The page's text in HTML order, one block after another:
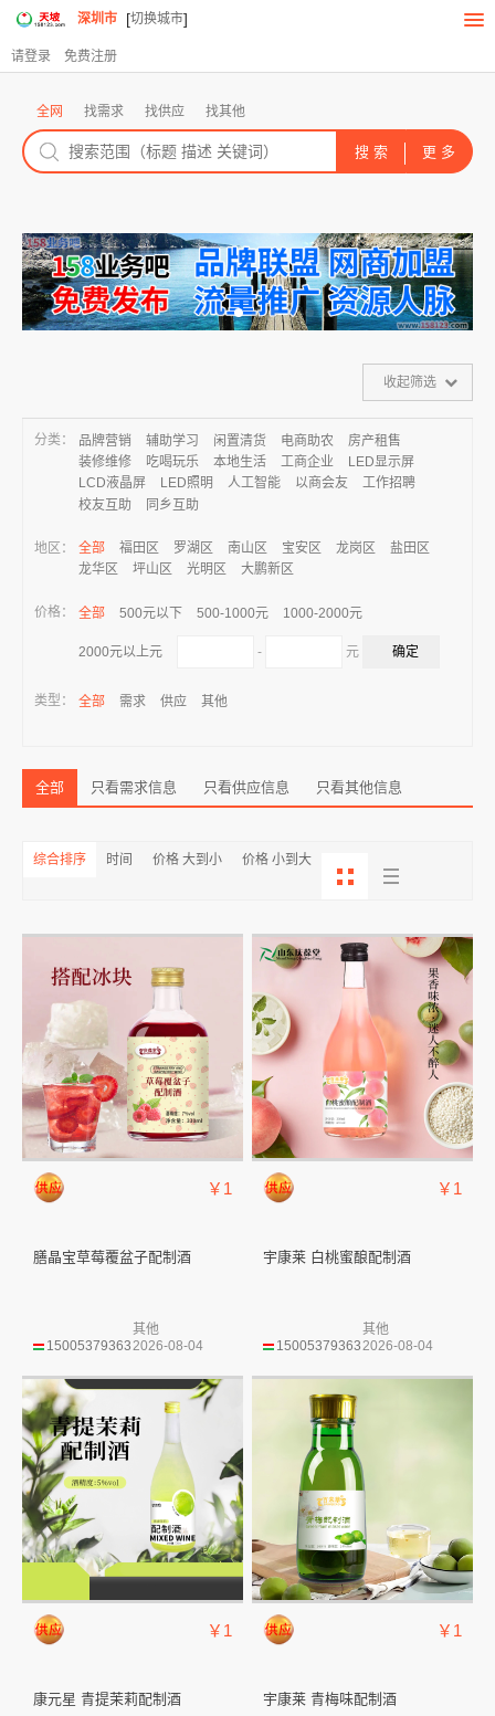
深圳市 [切换城市]
请登录 免费注册
全网 找需求 找供应 找其他
收起筛选
分类： 品牌营销 辅助学习 闲置清货 电商助农
房产租售
装修维修
吃喝玩乐 本地生活 工商企业
LED显示屏
LCD液晶屏
LED照明 人工智能 以商会友
工作招聘
校友互助
同乡互助
地区： 全部 福田区 罗湖区 南山区 宝安区 龙岗区
盐田区
龙华区
坪山区 光明区 大鹏新区
价格： 全部 500元以下 500-1000元 1000-2000元
2000元以上元 - 元
类型： 全部 需求 供应 其他
全部 只看需求信息 只看供应信息 只看其他信息
综合排序 时间 价格 大到小 价格 小到大
￥1
膳晶宝草莓覆盆子配制酒
15005379363
其他
2026-08-04
￥1
宇康莱 白桃蜜酿配制酒
15005379363
其他
2026-08-04
￥1
康元星 青提茉莉配制酒
￥1
宇康莱 青梅味配制酒